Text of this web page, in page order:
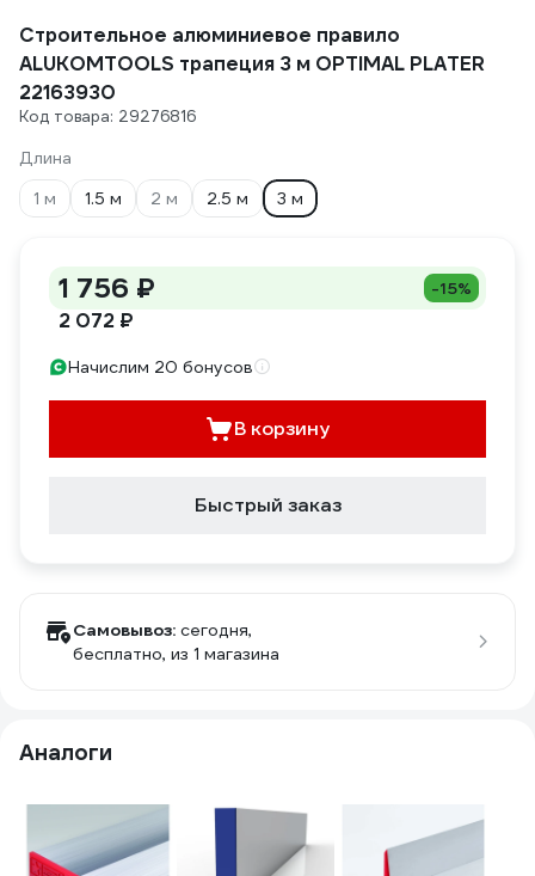
Cтроительное алюминиевое правило
ALUKOMTOOLS трапеция 3 м OPTIMAL PLATER
22163930
Код товара: 29276816
Длина
1 м
1.5 м 2 м 2.5 м 3 м
1 756 ₽ -15%
2 072 ₽
Начислим 20 бонусов
В корзину
Быстрый заказ
Самовывоз: сегодня,
бесплатно, из 1 магазина
Аналоги